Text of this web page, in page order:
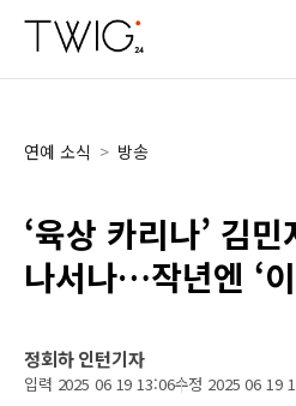
연예 소식 > 방송
‘육상 카리나’ 김
나서나…작년엔 ‘
정회하 인턴기자
입력 2025 06 19 13:06수정 2025 06 19